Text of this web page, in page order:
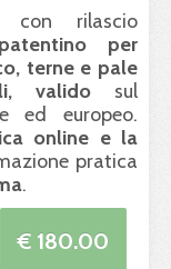
rilascio
patentino per
terne e pale
valido sul
ed europeo.
online e la
pratica
.
€ 180.00